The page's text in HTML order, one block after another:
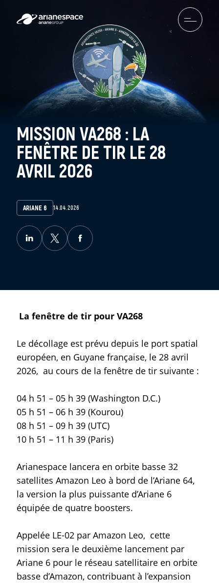
MISSION VA268 : LA
FENÊTRE DE TIR LE 28
AVRIL 2026
ARIANE 6 14.04.2026
La fenêtre de tir pour VA268
Le décollage est prévu depuis le port spatial
européen, en Guyane française, le 28 avril
2026, au cours de la fenêtre de tir suivante :
04 h 51 – 05 h 39 (Washington D.C.)
05 h 51 – 06 h 39 (Kourou)
08 h 51 – 09 h 39 (UTC)
10 h 51 – 11 h 39 (Paris)
Arianespace lancera en orbite basse 32
satellites Amazon Leo à bord de l’Ariane 64,
la version la plus puissante d’Ariane 6
équipée de quatre boosters.
Appelée LE-02 par Amazon Leo, cette
mission sera le deuxième lancement par
Ariane 6 pour le réseau satellitaire en orbite
basse d’Amazon, contribuant à l’expansion